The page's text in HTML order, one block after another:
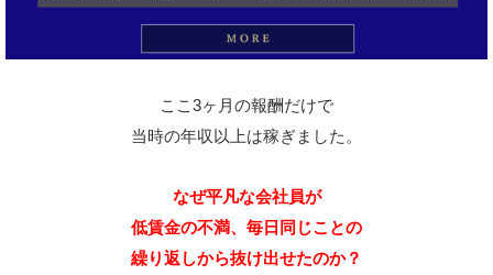
ここ3ヶ月の報酬だけで
当時の年収以上は稼ぎました。
なぜ平凡な会社員が
低賃金の不満、毎日同じことの
繰り返しから抜け出せたのか？